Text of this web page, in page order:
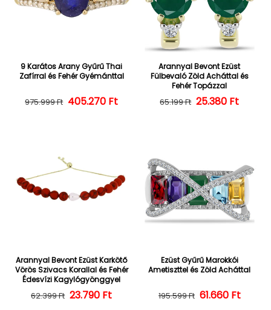
9 Karátos Arany Gyűrű Thai
Zafírral és Fehér Gyémánttal
Normál ár
975.999 Ft Kedvezményes ár
405.270 Ft
Arannyal Bevont Ezüst
Fülbevaló Zöld Acháttal és
Fehér Topázzal
Normál ár
65.199 Ft 25.380 Ft
Arannyal Bevont Ezüst Karkötő
Vörös Szivacs Korallal és Fehér
Édesvízi Kagylógyönggyel
Normál ár
62.399 Ft Kedvezményes ár
23.790 Ft
Ezüst Gyűrű Marokkói
Ametiszttel és Zöld Acháttal
Normál ár
195.599 Ft 61.660 Ft